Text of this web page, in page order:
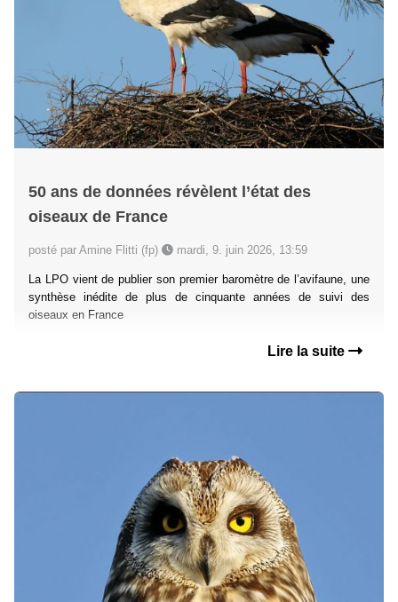
50 ans de données révèlent l’état des
oiseaux de France
posté par Amine Flitti (fp) mardi, 9. juin 2026, 13:59
La LPO vient de publier son premier baromètre de l’avifaune, une
synthèse inédite de plus de cinquante années de suivi des
oiseaux en France
Lire la suite